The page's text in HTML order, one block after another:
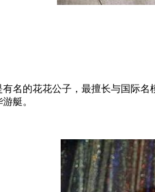
有名的花花公子，最擅长与国际
艇。